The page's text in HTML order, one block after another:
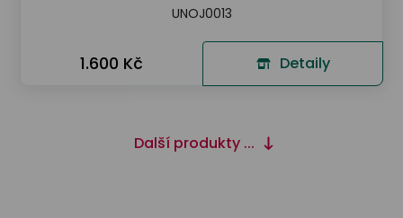
UNOJ0013
1.600 Kč Detaily
Další produkty ...